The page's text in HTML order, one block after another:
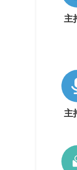
主
主